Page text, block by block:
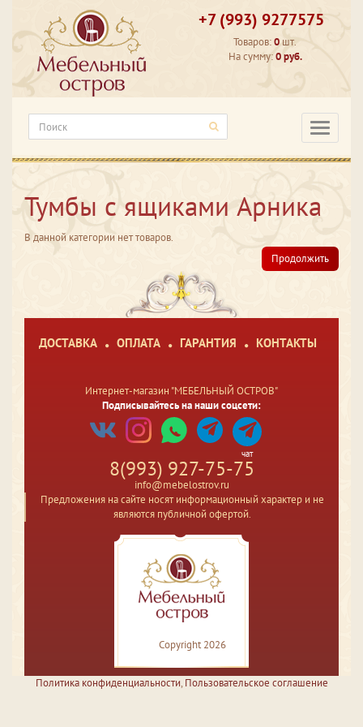
+7 (993) 9277575
Товаров:0 шт.
На сумму:0 руб.
Тумбы с ящиками Арника
В данной категории нет товаров.
Продолжить
ДОСТАВКА ОПЛАТА ГАРАНТИЯ КОНТАКТЫ
Интернет-магазин "МЕБЕЛЬНЫЙ ОСТРОВ"
Подписывайтесь на наши соцсети:
чат
8(993) 927-75-75
info@mebelostrov.ru
Предложения на сайте носят информационный характер и не
являются публичной офертой.
Copyright 2026
Политика конфиденциальности, Пользовательское соглашение